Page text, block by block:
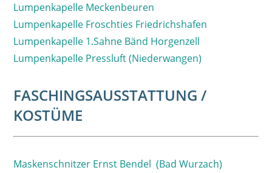
Lumpenkapelle Meckenbeuren
Lumpenkapelle Froschties Friedrichshafen
Lumpenkapelle 1.Sahne Bänd Horgenzell
Lumpenkapelle Pressluft (Niederwangen)
FASCHINGSAUSSTATTUNG /
KOSTÜME
Maskenschnitzer Ernst Bendel (Bad Wurzach)